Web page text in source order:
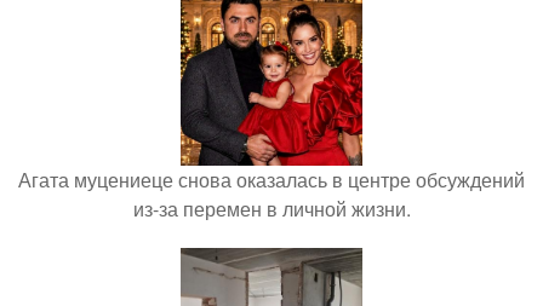
Агата муцениеце снова оказалась в центре обсуждений
из-за перемен в личной жизни.